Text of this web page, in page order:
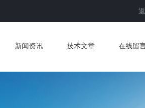
新闻资讯 技术文章 在线留